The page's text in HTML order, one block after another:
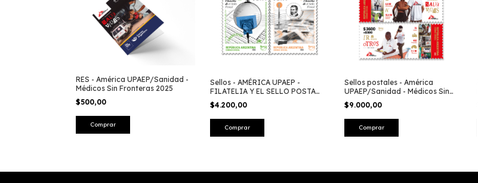
RES - América UPAEP/Sanidad -
Médicos Sin Fronteras 2025
$500,00
Sellos - AMÉRICA UPAEP -
FILATELIA Y EL SELLO POSTAL
2024
$4.200,00
Sellos postales - América
UPAEP/Sanidad - Médicos Sin
Fronteras 2025
$9.000,00
Comprar